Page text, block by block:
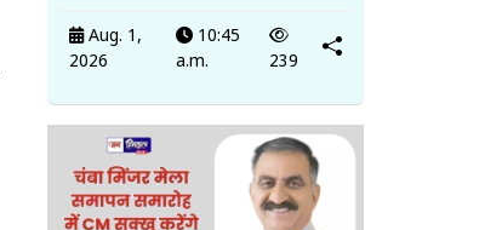
Aug. 1,
2026
10:45
a.m.
239